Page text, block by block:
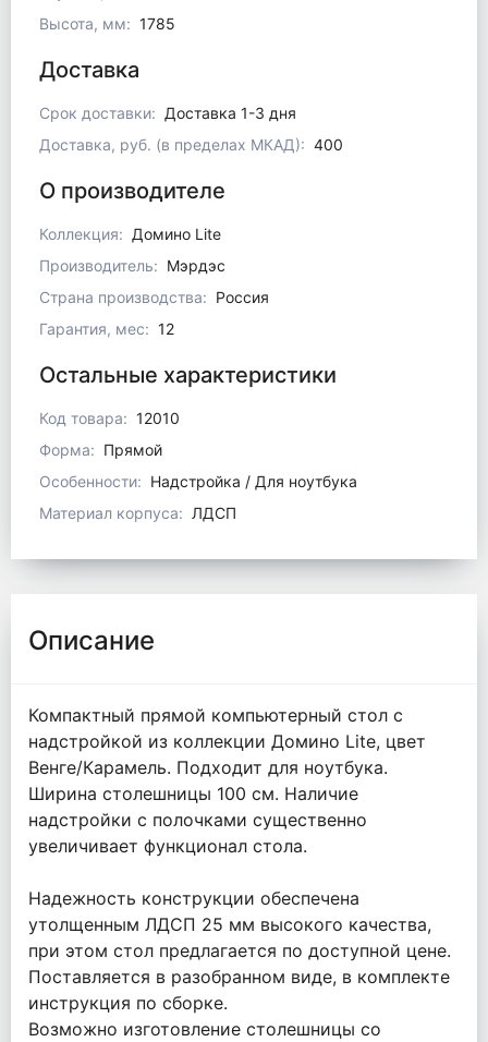
Высота, мм: 1785
Доставка
Срок доставки: Доставка 1-3 дня
Доставка, руб. (в пределах МКАД): 400
О производителе
Коллекция: Домино Lite
Производитель: Мэрдэс
Страна производства: Россия
Гарантия, мес: 12
Остальные характеристики
Код товара: 12010
Форма: Прямой
Особенности: Надстройка / Для ноутбука
Материал корпуса: ЛДСП
Описание
Компактный прямой компьютерный стол с
надстройкой из коллекции Домино Lite, цвет
Венге/Карамель. Подходит для ноутбука.
Ширина столешницы 100 см. Наличие
надстройки с полочками существенно
увеличивает функционал стола.
Надежность конструкции обеспечена
утолщенным ЛДСП 25 мм высокого качества,
при этом стол предлагается по доступной цене.
Поставляется в разобранном виде, в комплекте
инструкция по сборке.
Возможно изготовление столешницы со